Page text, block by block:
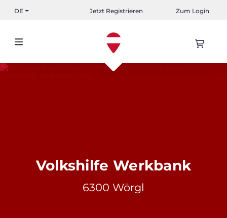
DE Jetzt Registrieren Zum Login
Volkshilfe Werkbank
6300 Wörgl